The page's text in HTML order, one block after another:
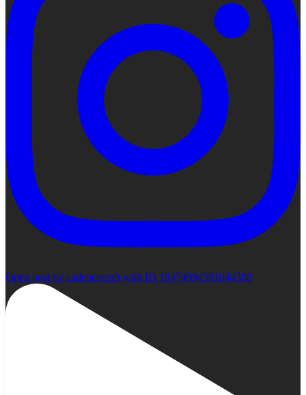
Open post by cadencecraft with ID 18474994501044388